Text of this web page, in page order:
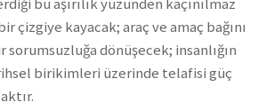
çizgiye kayacak; araç ve amaç bağını
dönüşecek; insanlığın
birikimleri üzerinde telafisi güç